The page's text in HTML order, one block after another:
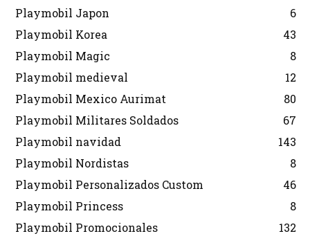
Playmobil Japon
6
Playmobil Korea
43
Playmobil Magic
8
Playmobil medieval
12
Playmobil Mexico Aurimat
80
Playmobil Militares Soldados
67
Playmobil navidad
143
Playmobil Nordistas
8
Playmobil Personalizados Custom
46
Playmobil Princess
8
Playmobil Promocionales
132